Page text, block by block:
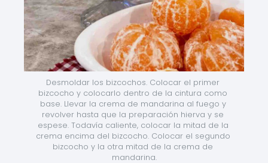
Desmoldar los bizcochos. Colocar el primer
bizcocho y colocarlo dentro de la cintura como
base. Llevar la crema de mandarina al fuego y
revolver hasta que la preparación hierva y se
espese. Todavía caliente, colocar la mitad de la
crema encima del bizcocho. Colocar el segundo
bizcocho y la otra mitad de la crema de
mandarina.